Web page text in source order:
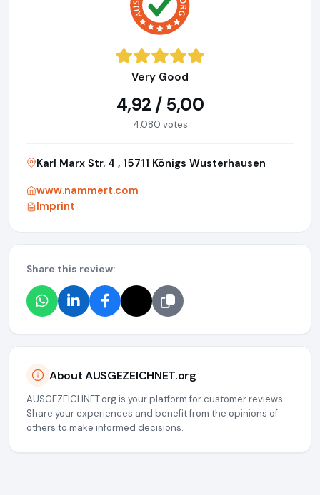
Very Good
4,92 / 5,00
4.080 votes
Karl Marx Str. 4 , 15711 Königs Wusterhausen
www.nammert.com
Imprint
Share this review:
About AUSGEZEICHNET.org
AUSGEZEICHNET.org is your platform for customer reviews.
Share your experiences and benefit from the opinions of
others to make informed decisions.